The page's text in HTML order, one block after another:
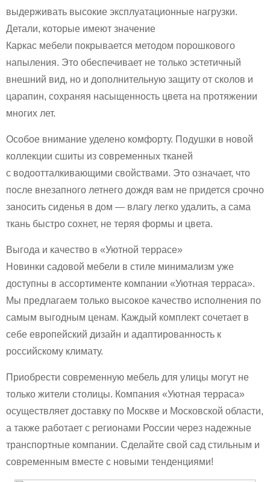
выдерживать высокие эксплуатационные нагрузки.
Детали, которые имеют значение
Каркас мебели покрывается методом порошкового
напыления. Это обеспечивает не только эстетичный
внешний вид, но и дополнительную защиту от сколов и
царапин, сохраняя насыщенность цвета на протяжении
многих лет.
Особое внимание уделено комфорту. Подушки в новой
коллекции сшиты из современных тканей
с водоотталкивающими свойствами. Это означает, что
после внезапного летнего дождя вам не придется срочно
заносить сиденья в дом — влагу легко удалить, а сама
ткань быстро сохнет, не теряя формы и цвета.
Выгода и качество в «Уютной террасе»
Новинки садовой мебели в стиле минимализм уже
доступны в ассортименте компании «Уютная терраса».
Мы предлагаем только высокое качество исполнения по
самым выгодным ценам. Каждый комплект сочетает в
себе европейский дизайн и адаптированность к
российскому климату.
Приобрести современную мебель для улицы могут не
только жители столицы. Компания «Уютная терраса»
осуществляет доставку по Москве и Московской области,
а также работает с регионами России через надежные
транспортные компании. Сделайте свой сад стильным и
современным вместе с новыми тенденциями!